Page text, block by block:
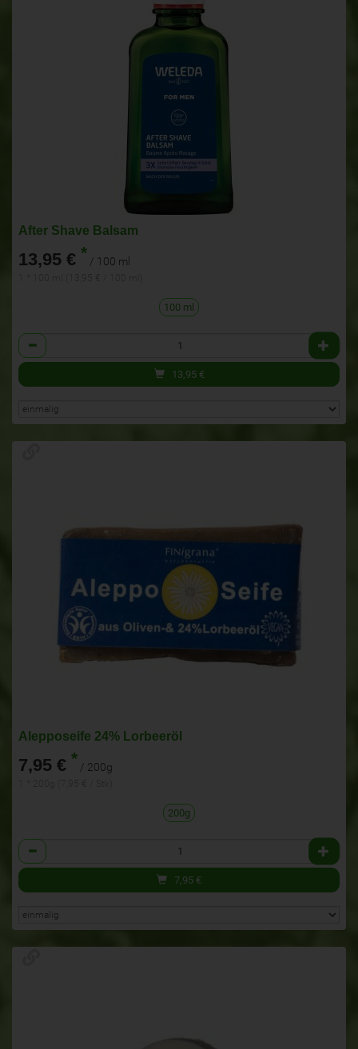
After Shave Balsam
13,95 € * / 100 ml
100 ml
Anzahl
13,95 €
Alepposeife 24% Lorbeeröl
7,95 € * / 200g
200g
Anzahl
7,95 €